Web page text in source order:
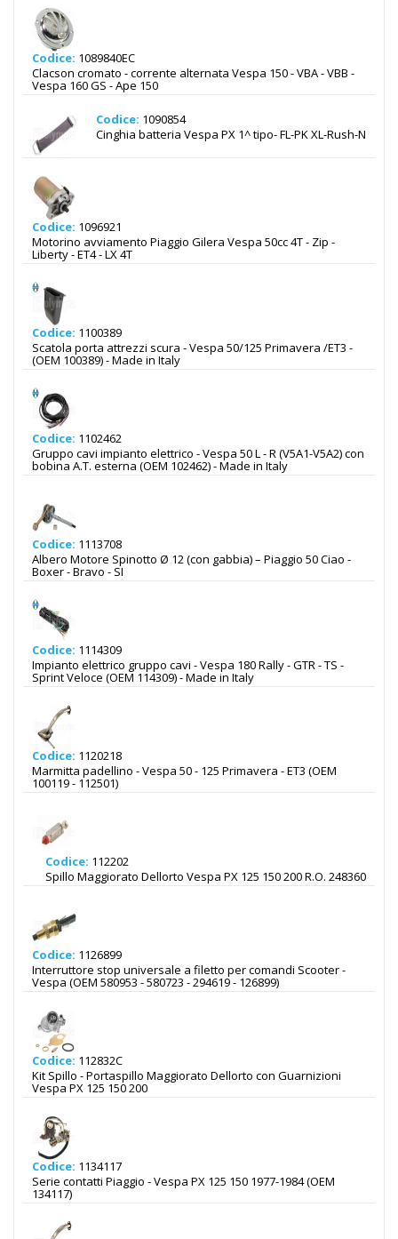
Codice: 1089840EC
Clacson cromato - corrente alternata Vespa 150 - VBA - VBB -
Vespa 160 GS - Ape 150
Codice: 1090854
Cinghia batteria Vespa PX 1^ tipo- FL-PK XL-Rush-N
Codice: 1096921
Motorino avviamento Piaggio Gilera Vespa 50cc 4T - Zip -
Liberty - ET4 - LX 4T
Codice: 1100389
Scatola porta attrezzi scura - Vespa 50/125 Primavera /ET3 -
(OEM 100389) - Made in Italy
Codice: 1102462
Gruppo cavi impianto elettrico - Vespa 50 L - R (V5A1-V5A2) con
bobina A.T. esterna (OEM 102462) - Made in Italy
Codice: 1113708
Albero Motore Spinotto Ø 12 (con gabbia) – Piaggio 50 Ciao -
Boxer - Bravo - SI
Codice: 1114309
Impianto elettrico gruppo cavi - Vespa 180 Rally - GTR - TS -
Sprint Veloce (OEM 114309) - Made in Italy
Codice: 1120218
Marmitta padellino - Vespa 50 - 125 Primavera - ET3 (OEM
100119 - 112501)
Codice: 112202
Spillo Maggiorato Dellorto Vespa PX 125 150 200 R.O. 248360
Codice: 1126899
Interruttore stop universale a filetto per comandi Scooter -
Vespa (OEM 580953 - 580723 - 294619 - 126899)
Codice: 112832C
Kit Spillo - Portaspillo Maggiorato Dellorto con Guarnizioni
Vespa PX 125 150 200
Codice: 1134117
Serie contatti Piaggio - Vespa PX 125 150 1977-1984 (OEM
134117)